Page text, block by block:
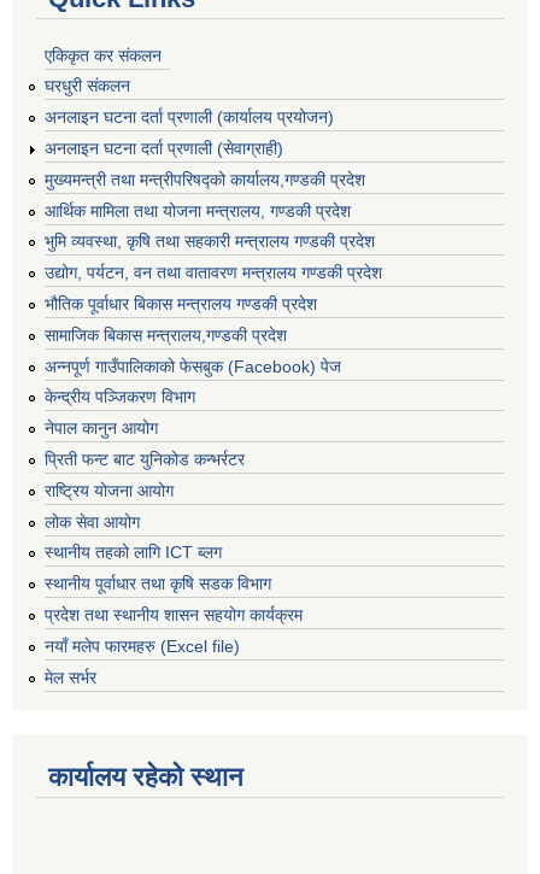
एकिकृत कर संकलन
घरधुरी संकलन
अनलाइन घटना दर्ता प्रणाली (कार्यालय प्रयोजन)
अनलाइन घटना दर्ता प्रणाली (सेवाग्राही)
मुख्यमन्त्री तथा मन्त्रीपरिषद्को कार्यालय,गण्डकी प्रदेश
आर्थिक मामिला तथा योजना मन्त्रालय, गण्डकी प्रदेश
भुमि व्यवस्था, कृषि तथा सहकारी मन्त्रालय गण्डकी प्रदेश
उद्योग, पर्यटन, वन तथा वातावरण मन्त्रालय गण्डकी प्रदेश
भौतिक पूर्वाधार बिकास मन्त्रालय गण्डकी प्रदेश
सामाजिक बिकास मन्त्रालय,गण्डकी प्रदेश
अन्नपूर्ण गाउँपालिकाको फेसबुक (Facebook) पेज
केन्द्रीय पञ्जिकरण विभाग
नेपाल कानुन आयोग
प्रिती फन्ट बाट युनिकोड कन्भर्रटर
राष्ट्रिय योजना आयोग
लोक सेवा आयोग
स्थानीय तहको लागि ICT ब्लग
स्थानीय पूर्वाधार तथा कृषि सडक विभाग
प्रदेश तथा स्थानीय शासन सहयोग कार्यक्रम
नयाँ मलेप फारमहरु (Excel file)
मेल सर्भर
कार्यालय रहेको स्थान